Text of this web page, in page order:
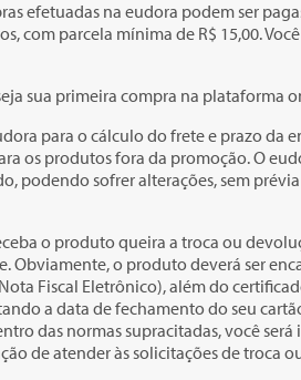
efetuadas na eudora podem ser
com parcela mínima de R$ 15,00.
sua primeira compra na plataforma
para o cálculo do frete e prazo da
os produtos fora da promoção. O
podendo sofrer alterações, sem
o produto queira a troca ou
Obviamente, o produto deverá ser
Fiscal Eletrônico), além do
a data de fechamento do seu
das normas supracitadas, você
de atender às solicitações de